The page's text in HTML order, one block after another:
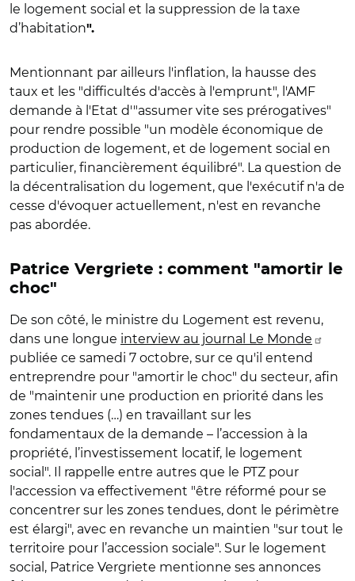
le logement social et la suppression de la taxe
d’habitation".
Mentionnant par ailleurs l'inflation, la hausse des
taux et les "difficultés d'accès à l'emprunt", l'AMF
demande à l'Etat d'"assumer vite ses prérogatives"
pour rendre possible "un modèle économique de
production de logement, et de logement social en
particulier, financièrement équilibré". La question de
la décentralisation du logement, que l'exécutif n'a de
cesse d'évoquer actuellement, n'est en revanche
pas abordée.
Patrice Vergriete : comment "amortir le
choc"
De son côté, le ministre du Logement est revenu,
dans une longue interview au journal Le Monde
publiée ce samedi 7 octobre, sur ce qu'il entend
entreprendre pour "amortir le choc" du secteur, afin
de "maintenir une production en priorité dans les
zones tendues (…) en travaillant sur les
fondamentaux de la demande – l’accession à la
propriété, l’investissement locatif, le logement
social ". Il rappelle entre autres que le PTZ pour
l'accession va effectivement "être réformé pour se
concentrer sur les zones tendues, dont le périmètre
est élargi", avec en revanche un maintien "sur tout le
territoire pour l’accession sociale". Sur le logement
social, Patrice Vergriete mentionne ses annonces